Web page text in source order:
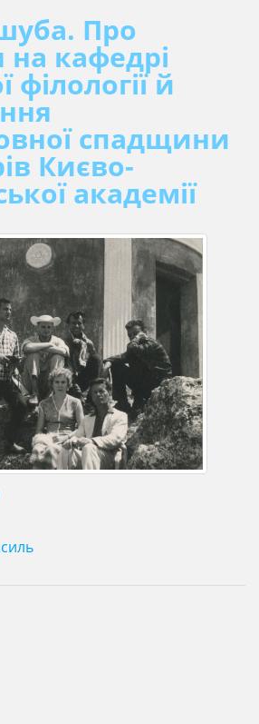
Про
кафедрі
філології й
спадщини
Києво-
академії